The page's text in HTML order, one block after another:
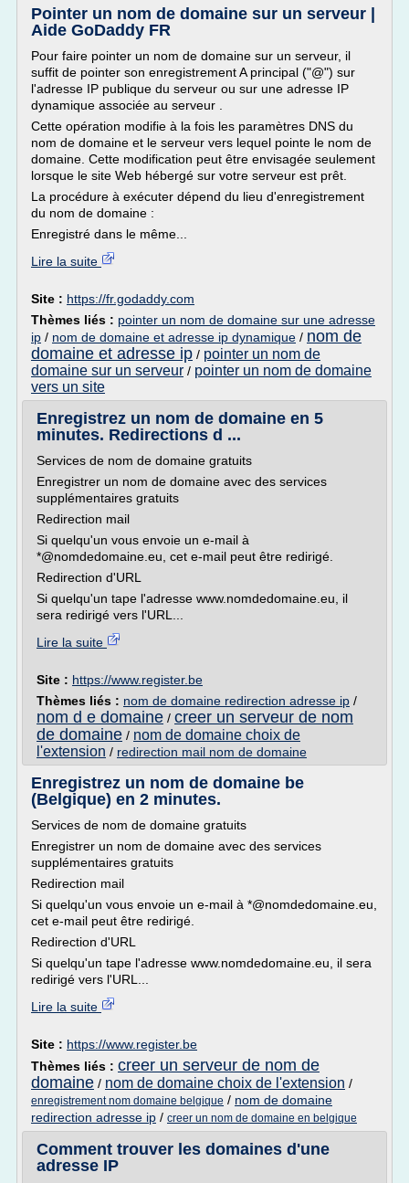
Pointer un nom de domaine sur un serveur |
Aide GoDaddy FR
Pour faire pointer un nom de domaine sur un serveur, il
suffit de pointer son enregistrement A principal ("@") sur
l'adresse IP publique du serveur ou sur une adresse IP
dynamique associée au serveur .
Cette opération modifie à la fois les paramètres DNS du
nom de domaine et le serveur vers lequel pointe le nom de
domaine. Cette modification peut être envisagée seulement
lorsque le site Web hébergé sur votre serveur est prêt.
La procédure à exécuter dépend du lieu d'enregistrement
du nom de domaine :
Enregistré dans le même...
Lire la suite
Site : https://fr.godaddy.com
Thèmes liés : pointer un nom de domaine sur une adresse
ip / nom de domaine et adresse ip dynamique / nom de
domaine et adresse ip / pointer un nom de
domaine sur un serveur / pointer un nom de domaine
vers un site
Enregistrez un nom de domaine en 5
minutes. Redirections d ...
Services de nom de domaine gratuits
Enregistrer un nom de domaine avec des services
supplémentaires gratuits
Redirection mail
Si quelqu'un vous envoie un e-mail à
*@nomdedomaine.eu, cet e-mail peut être redirigé.
Redirection d'URL
Si quelqu'un tape l'adresse www.nomdedomaine.eu, il
sera redirigé vers l'URL...
Lire la suite
Site : https://www.register.be
Thèmes liés : nom de domaine redirection adresse ip /
nom d e domaine / creer un serveur de nom
de domaine / nom de domaine choix de
l'extension / redirection mail nom de domaine
Enregistrez un nom de domaine be
(Belgique) en 2 minutes.
Services de nom de domaine gratuits
Enregistrer un nom de domaine avec des services
supplémentaires gratuits
Redirection mail
Si quelqu'un vous envoie un e-mail à *@nomdedomaine.eu,
cet e-mail peut être redirigé.
Redirection d'URL
Si quelqu'un tape l'adresse www.nomdedomaine.eu, il sera
redirigé vers l'URL...
Lire la suite
Site : https://www.register.be
Thèmes liés : creer un serveur de nom de
domaine / nom de domaine choix de l'extension /
enregistrement nom domaine belgique / nom de domaine
redirection adresse ip / creer un nom de domaine en belgique
Comment trouver les domaines d'une
adresse IP